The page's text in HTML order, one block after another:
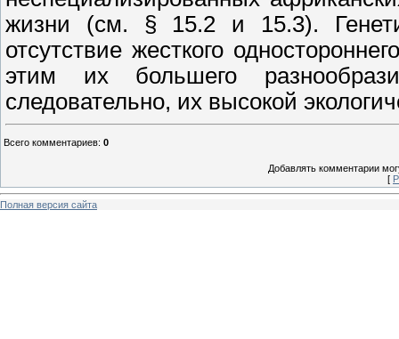
жизни (см. § 15.2 и 15.3).
отсутствие жесткого
этим их большего
следовательно, их высокой
Всего комментариев: 0
Добавлять комментарии
[
Полная версия сайта